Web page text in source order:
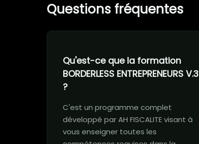
Questions fréquentes
Qu'est-ce que la formation
BORDERLESS ENTREPRENEURS V.3
?
C'est un programme complet
développé par AH FISCALITE visant à
vous enseigner toutes les